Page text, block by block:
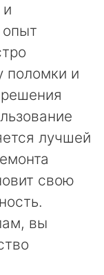
поломки и
лучшей
свою
вы